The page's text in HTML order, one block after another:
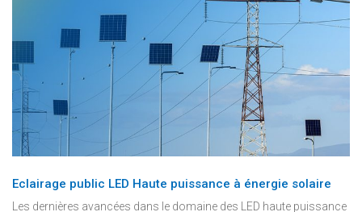
Eclairage public LED Haute puissance à énergie solaire
Les dernières avancées dans le domaine des LED haute puissance